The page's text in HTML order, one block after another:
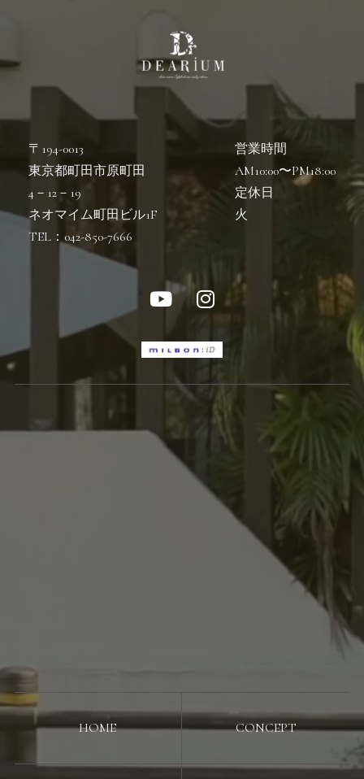
〒194-0013
東京都町田市原町田
4－12－19
ネオマイム町田ビル1F
TEL：042-850-7666
営業時間
AM10:00〜PM18:00
定休日
火
HOME CONCEPT